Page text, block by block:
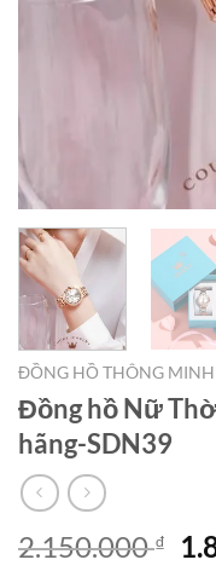
ĐỒNG HỒ THÔNG
Đồng hồ Nữ
hãng-SDN39
2.150.000₫